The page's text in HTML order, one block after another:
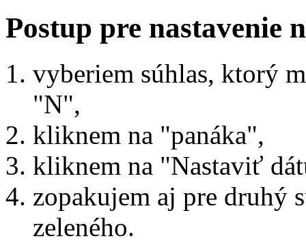
Postup pre nastavenie
vyberiem súhlas, ktorý
"N",
kliknem na "panáka",
kliknem na "Nastaviť
zopakujem aj pre druhý
zeleného.